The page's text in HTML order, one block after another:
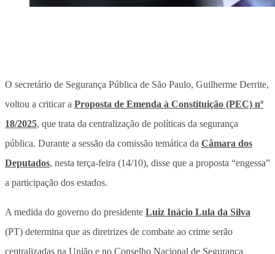
O secretário de Segurança Pública de São Paulo, Guilherme Derrite,
voltou a criticar a Proposta de Emenda à Constituição (PEC) nº
18/2025, que trata da centralização de políticas da segurança
pública. Durante a sessão da comissão temática da Câmara dos
Deputados, nesta terça-feira (14/10), disse que a proposta “engessa”
a participação dos estados.
A medida do governo do presidente Luiz Inácio Lula da Silva
(PT) determina que as diretrizes de combate ao crime serão
centralizadas na União e no Conselho Nacional de Segurança